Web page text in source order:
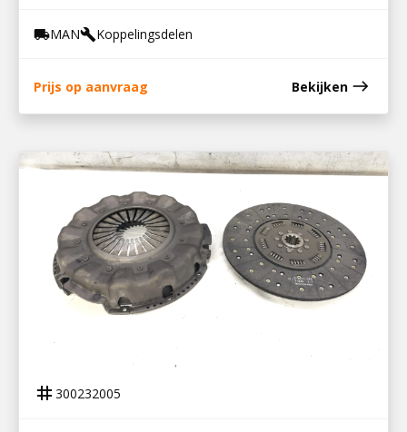
local_shippingMANbuildKoppelingsdelen
Prijs op aanvraag Bekijken east
300232005
tag 300232005